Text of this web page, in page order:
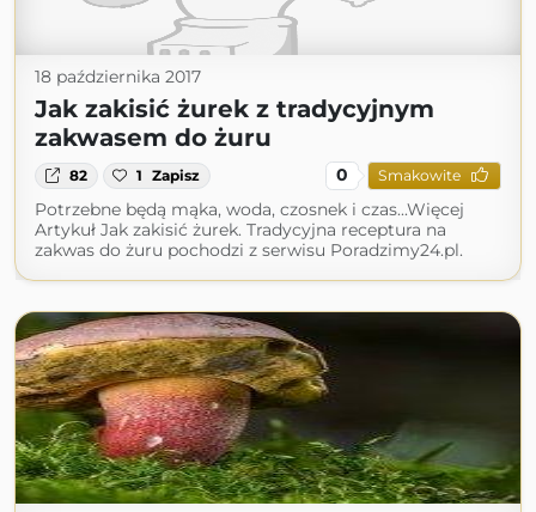
18 października 2017
Jak zakisić żurek z tradycyjnym
zakwasem do żuru
82 1 Zapisz 0 Smakowite
Potrzebne będą mąka, woda, czosnek i czas...Więcej
Artykuł Jak zakisić żurek. Tradycyjna receptura na
zakwas do żuru pochodzi z serwisu Poradzimy24.pl.